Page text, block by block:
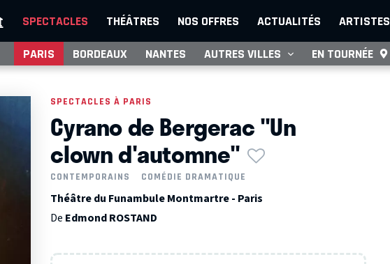
SPECTACLES THÉÂTRES NOS OFFRES ACTUALITÉS ARTISTES
PARIS BORDEAUX NANTES AUTRES VILLES EN TOURNÉE
SPECTACLES À PARIS
Cyrano de Bergerac "Un
clown d'automne"
CONTEMPORAINS COMÉDIE DRAMATIQUE
Théâtre du Funambule Montmartre - Paris
De Edmond ROSTAND